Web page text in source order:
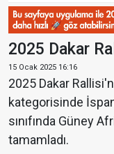
2025 Dakar
15 Ocak 2025 16:16
2025 Dakar
kategorisinde
sınıfında Güney
tamamladı.